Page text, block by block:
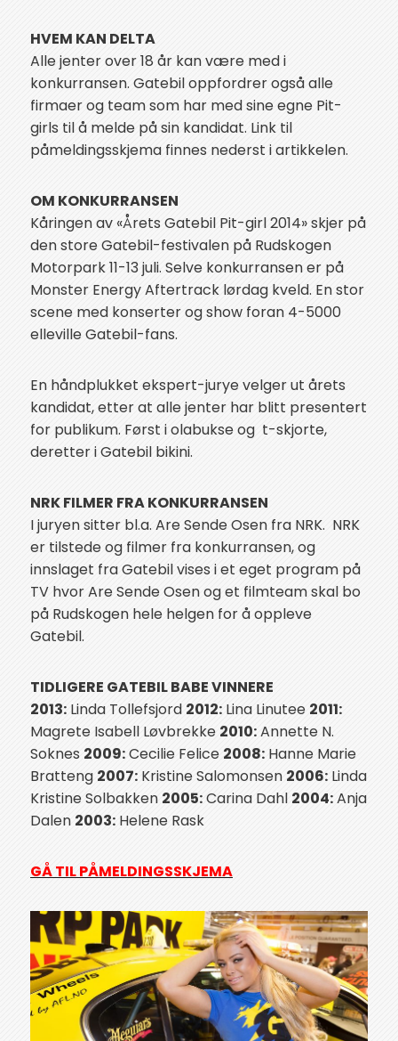
HVEM KAN DELTA
Alle jenter over 18 år kan være med i
konkurransen. Gatebil oppfordrer også alle
firmaer og team som har med sine egne Pit-
girls til å melde på sin kandidat. Link til
påmeldingsskjema finnes nederst i artikkelen.
OM KONKURRANSEN
Kåringen av «Årets Gatebil Pit-girl 2014» skjer på
den store Gatebil-festivalen på Rudskogen
Motorpark 11-13 juli. Selve konkurransen er på
Monster Energy Aftertrack lørdag kveld. En stor
scene med konserter og show foran 4-5000
elleville Gatebil-fans.
En håndplukket ekspert-jurye velger ut årets
kandidat, etter at alle jenter har blitt presentert
for publikum. Først i olabukse og t-skjorte,
deretter i Gatebil bikini.
NRK FILMER FRAKONKURRANSEN
I juryen sitter bl.a. Are Sende Osen fra NRK. NRK
er tilstede og filmer fra konkurransen, og
innslaget fra Gatebil vises i et eget program på
TV hvor Are Sende Osen og et filmteam skal bo
på Rudskogen hele helgen for å oppleve
Gatebil.
TIDLIGERE GATEBIL BABE VINNERE
2013: Linda Tollefsjord 2012: Lina Linutee 2011:
Magrete Isabell Løvbrekke 2010:Annette N.
Soknes 2009:Cecilie Felice 2008: Hanne Marie
Bratteng 2007: Kristine Salomonsen 2006: Linda
Kristine Solbakken 2005:Carina Dahl 2004:Anja
Dalen 2003: Helene Rask
GÅ TIL PÅMELDINGSSKJEMA